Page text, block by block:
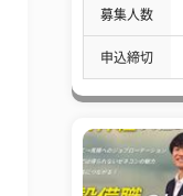
募集人数
申込締切